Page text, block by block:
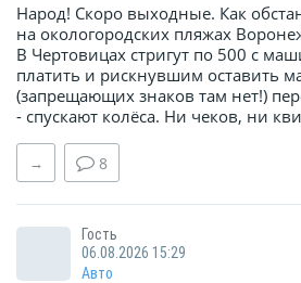
Народ! Скоро выходные. Как
на окологородских пляжах
В Чертовицах стригут по 500 с
платить и рискнувшим оставить
(запрещающих знаков там нет!)
- спускают колёса. Ни чеков, ни
→ 8
Гость
06.08.2026 15:29
Авто